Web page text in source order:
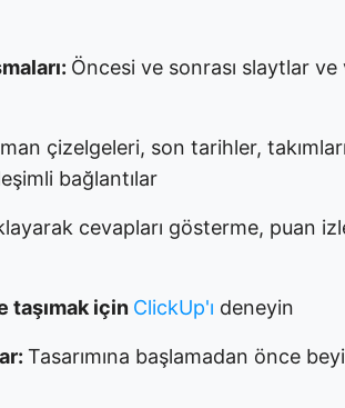
Öncesi ve sonrası slaytlar ve
çizelgeleri, son tarihler,
bağlantılar
cevapları gösterme, puan
taşımak için ClickUp'ı deneyin
Tasarımına başlamadan önce